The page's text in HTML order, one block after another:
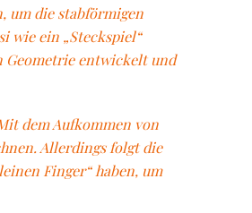
um die stabförmigen
wie ein „Steckspiel“
Geometrie entwickelt und
dem Aufkommen von
Allerdings folgt die
Finger“ haben, um